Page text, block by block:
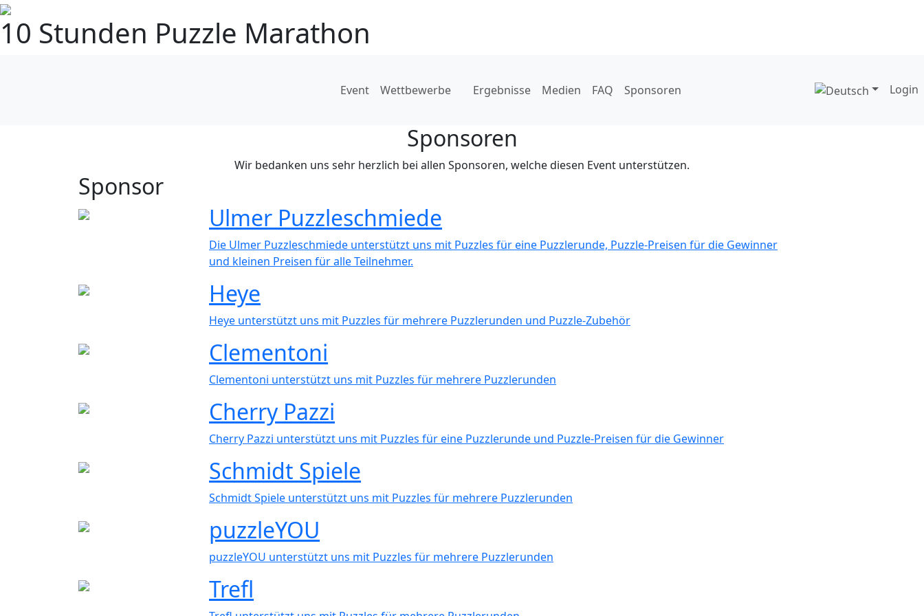
10 Stunden Puzzle Marathon
Event Wettbewerbe Ergebnisse Medien FAQ Sponsoren Login
Sponsoren
Wir bedanken uns sehr herzlich bei allen Sponsoren, welche diesen Event unterstützen.
Sponsor
Ulmer Puzzleschmiede
Die Ulmer Puzzleschmiede unterstützt uns mit Puzzles für eine Puzzlerunde, Puzzle-Preisen für die Gewinner
und kleinen Preisen für alle Teilnehmer.
Heye
Heye unterstützt uns mit Puzzles für mehrere Puzzlerunden und Puzzle-Zubehör
Clementoni
Clementoni unterstützt uns mit Puzzles für mehrere Puzzlerunden
Cherry Pazzi
Cherry Pazzi unterstützt uns mit Puzzles für eine Puzzlerunde und Puzzle-Preisen für die Gewinner
Schmidt Spiele
Schmidt Spiele unterstützt uns mit Puzzles für mehrere Puzzlerunden
puzzleYOU
puzzleYOU unterstützt uns mit Puzzles für mehrere Puzzlerunden
Trefl